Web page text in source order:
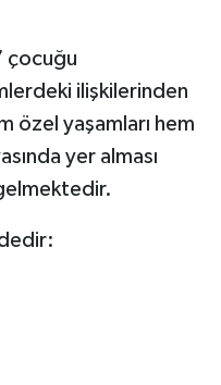
çocuğu
ilişkilerinden
özel yaşamları hem
yer alması